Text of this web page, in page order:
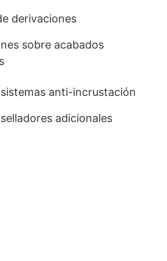
derivaciones
sobre acabados
anti-incrustación
adicionales